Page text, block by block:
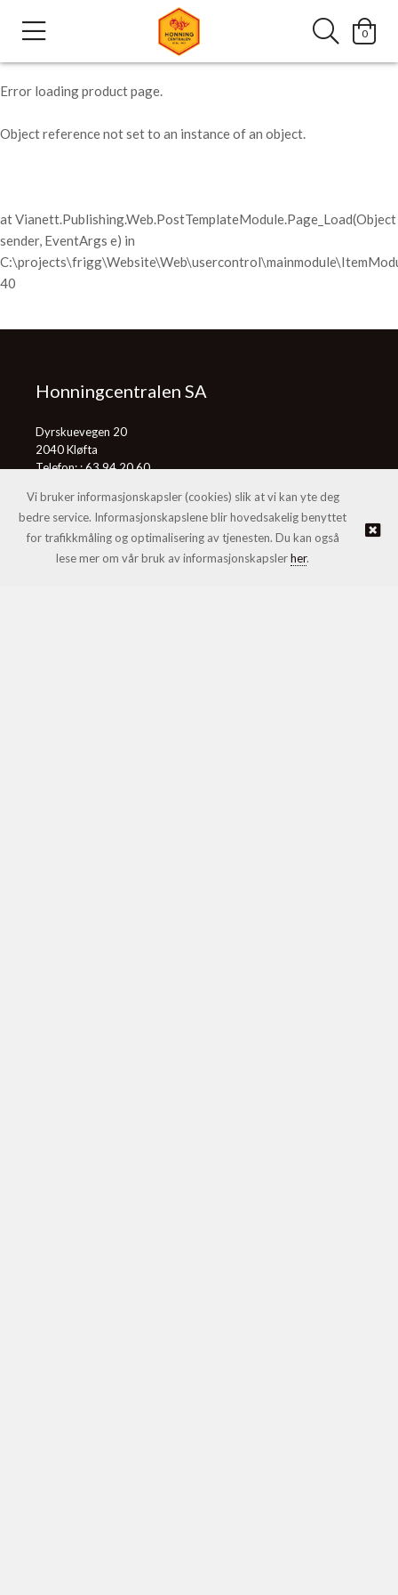
0
Error loading product page.
Object reference not set to an instance of an object.
at Vianett.Publishing.Web.PostTemplateModule.Page_Load(Object
sender, EventArgs e) in
40
Honningcentralen SA
Dyrskuevegen 20
2040 Kløfta
Telefon: :63 94 20 60
© Honningcentralen SA |Nettbutikk levert av Kréatif
Vi bruker informasjonskapsler (cookies) slik at vi kan yte deg
bedre service. Informasjonskapslene blir hovedsakelig benyttet
for trafikkmåling og optimalisering av tjenesten. Du kan også
lese mer om vår bruk av informasjonskapslerher.